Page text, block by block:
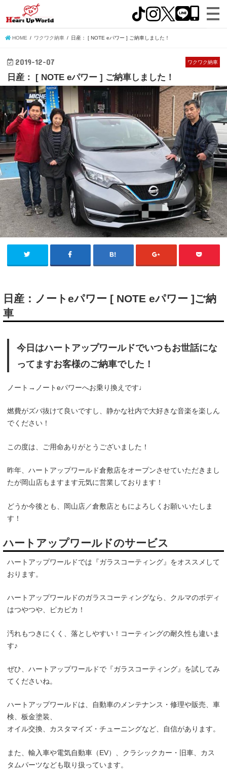
HOME ワクワク納車 日産： [ NOTE eパワー ] ご納車しました！
ワクワク納車
2019-12-07
日産： [ NOTE eパワー ] ご納車しました！
日産：ノートeパワー [ NOTE eパワー ]ご納
車
今日はハートアップワールドでいつもお世話にな
ってますお客様のご納車でした！
ノート→ノートeパワーへお乗り換えです♩
燃費がズバ抜けて良いですし、静かな社内で大好きな音楽を楽しん
でください！
この度は、ご用命ありがとうございました！
昨年、ハートアップワールド倉敷店をオープンさせていただきまし
たが岡山店もますます元気に営業しております！
どうか今後とも、岡山店／倉敷店ともによろしくお願いいたしま
す！
ハートアップワールドのサービス
ハートアップワールドでは『ガラスコーティング』をオススメして
おります。
ハートアップワールドのガラスコーティングなら、クルマのボディ
はつやつや、ピカピカ！
汚れもつきにくく、落としやすい！コーティングの耐久性も違いま
す♪
ぜひ、ハートアップワールドで『ガラスコーティング』を試してみ
てくださいね。
ハートアップワールドは、自動車のメンテナンス・修理や販売、車
検、板金塗装、
オイル交換、カスタマイズ・チューニングなど、自信があります。
また、輸入車や電気自動車（EV）、クラシックカー・旧車、カス
タムパーツなども取り扱っています。